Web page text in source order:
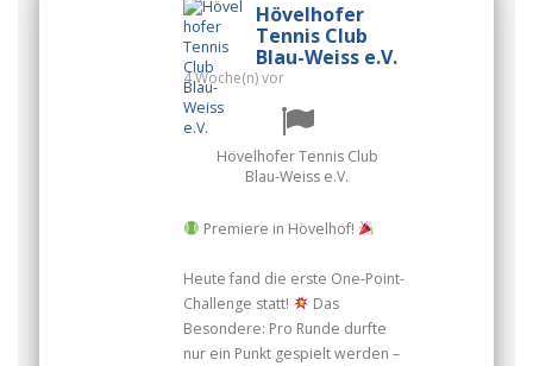
Hövelhofer
Tennis Club
Blau-Weiss e.V.
4 Woche(n) vor
Hövelhofer Tennis Club
Blau-Weiss e.V.
Premiere in Hövelhof!
Heute fand die erste One-Point-
Challenge statt!
Das
Besondere: Pro Runde durfte
nur ein Punkt gespielt werden –